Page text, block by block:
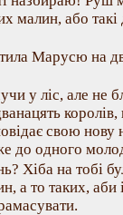
малин, або такі
Марусю на
у ліс, але не
королів,
свою
до одного
Хіба на тобі
а то таких, аби